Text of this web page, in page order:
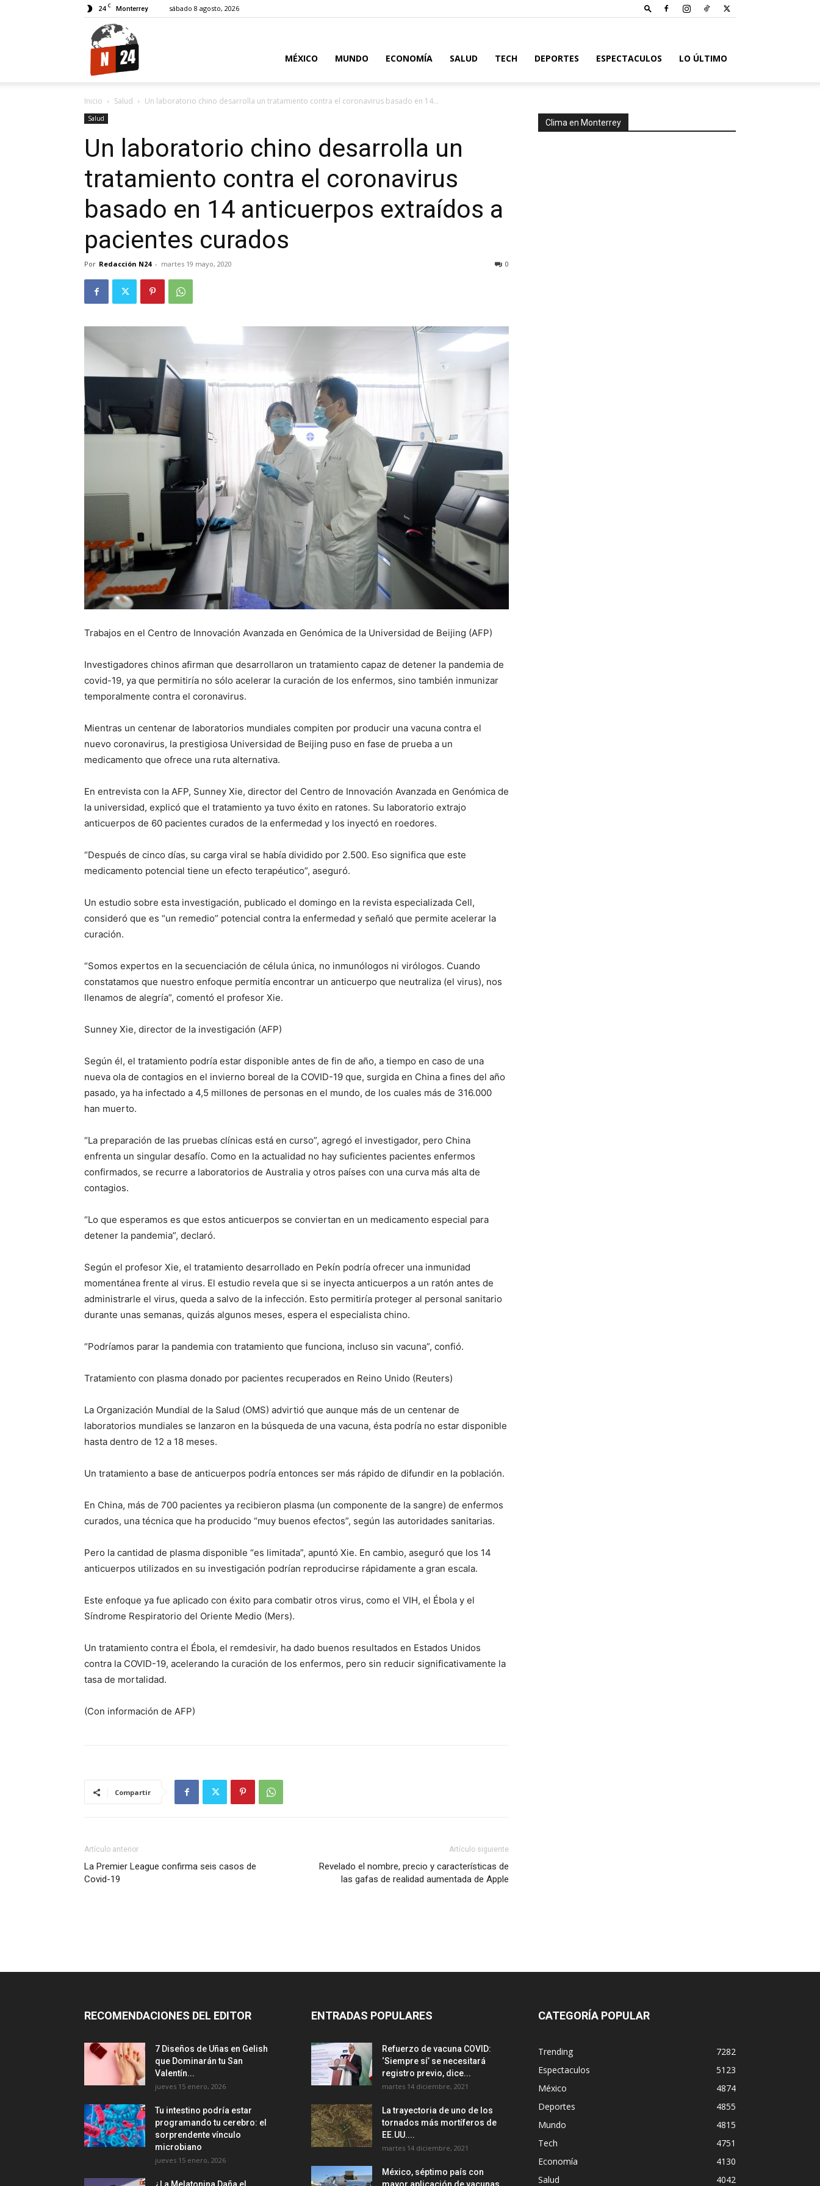
24 C Monterrey sábado 8 agosto, 2026
MÉXICO MUNDO ECONOMÍA SALUD TECH DEPORTES ESPECTACULOS LO ÚLTIMO
Inicio Salud Un laboratorio chino desarrolla un tratamiento contra el coronavirus basado en 14...
Salud
Un laboratorio chino desarrolla un
tratamiento contra el coronavirus
basado en 14 anticuerpos extraídos a
pacientes curados
Por Redacción N24 - martes 19 mayo, 2020 0
Trabajos en el Centro de Innovación Avanzada en Genómica de la Universidad de Beijing (AFP)
Investigadores chinos afirman que desarrollaron un tratamiento capaz de detener la pandemia de
covid-19, ya que permitiría no sólo acelerar la curación de los enfermos, sino también inmunizar
temporalmente contra el coronavirus.
Mientras un centenar de laboratorios mundiales compiten por producir una vacuna contra el
nuevo coronavirus, la prestigiosa Universidad de Beijing puso en fase de prueba a un
medicamento que ofrece una ruta alternativa.
En entrevista con la AFP, Sunney Xie, director del Centro de Innovación Avanzada en Genómica de
la universidad, explicó que el tratamiento ya tuvo éxito en ratones. Su laboratorio extrajo
anticuerpos de 60 pacientes curados de la enfermedad y los inyectó en roedores.
“Después de cinco días, su carga viral se había dividido por 2.500. Eso significa que este
medicamento potencial tiene un efecto terapéutico”, aseguró.
Un estudio sobre esta investigación, publicado el domingo en la revista especializada Cell,
consideró que es “un remedio” potencial contra la enfermedad y señaló que permite acelerar la
curación.
“Somos expertos en la secuenciación de célula única, no inmunólogos ni virólogos. Cuando
constatamos que nuestro enfoque permitía encontrar un anticuerpo que neutraliza (el virus), nos
llenamos de alegría”, comentó el profesor Xie.
Sunney Xie, director de la investigación (AFP)
Según él, el tratamiento podría estar disponible antes de fin de año, a tiempo en caso de una
nueva ola de contagios en el invierno boreal de la COVID-19 que, surgida en China a fines del año
pasado, ya ha infectado a 4,5 millones de personas en el mundo, de los cuales más de 316.000
han muerto.
“La preparación de las pruebas clínicas está en curso”, agregó el investigador, pero China
enfrenta un singular desafío. Como en la actualidad no hay suficientes pacientes enfermos
confirmados, se recurre a laboratorios de Australia y otros países con una curva más alta de
contagios.
“Lo que esperamos es que estos anticuerpos se conviertan en un medicamento especial para
detener la pandemia”, declaró.
Según el profesor Xie, el tratamiento desarrollado en Pekín podría ofrecer una inmunidad
momentánea frente al virus. El estudio revela que si se inyecta anticuerpos a un ratón antes de
administrarle el virus, queda a salvo de la infección. Esto permitiría proteger al personal sanitario
durante unas semanas, quizás algunos meses, espera el especialista chino.
“Podríamos parar la pandemia con tratamiento que funciona, incluso sin vacuna”, confió.
Tratamiento con plasma donado por pacientes recuperados en Reino Unido (Reuters)
La Organización Mundial de la Salud (OMS) advirtió que aunque más de un centenar de
laboratorios mundiales se lanzaron en la búsqueda de una vacuna, ésta podría no estar disponible
hasta dentro de 12 a 18 meses.
Un tratamiento a base de anticuerpos podría entonces ser más rápido de difundir en la población.
En China, más de 700 pacientes ya recibieron plasma (un componente de la sangre) de enfermos
curados, una técnica que ha producido “muy buenos efectos”, según las autoridades sanitarias.
Pero la cantidad de plasma disponible “es limitada”, apuntó Xie. En cambio, aseguró que los 14
anticuerpos utilizados en su investigación podrían reproducirse rápidamente a gran escala.
Este enfoque ya fue aplicado con éxito para combatir otros virus, como el VIH, el Ébola y el
Síndrome Respiratorio del Oriente Medio (Mers).
Un tratamiento contra el Ébola, el remdesivir, ha dado buenos resultados en Estados Unidos
contra la COVID-19, acelerando la curación de los enfermos, pero sin reducir significativamente la
tasa de mortalidad.
(Con información de AFP)
Compartir
Artículo anterior
La Premier League confirma seis casos de
Covid-19
Artículo siguiente
Revelado el nombre, precio y características de
las gafas de realidad aumentada de Apple
Clima en Monterrey
RECOMENDACIONES DEL EDITOR
7 Diseños de Uñas en Gelish
que Dominarán tu San
Valentín...
jueves 15 enero, 2026
Tu intestino podría estar
programando tu cerebro: el
sorprendente vínculo
microbiano
jueves 15 enero, 2026
ENTRADAS POPULARES
Refuerzo de vacuna COVID:
‘Siempre sí’ se necesitará
registro previo, dice...
martes 14 diciembre, 2021
La trayectoria de uno de los
tornados más mortíferos de
EE.UU....
martes 14 diciembre, 2021
México, séptimo país con
CATEGORÍA POPULAR
Trending
7282
Espectaculos
5123
México
4874
Deportes
4855
Mundo
4815
Tech
4751
Economía
4130
Salud
4042